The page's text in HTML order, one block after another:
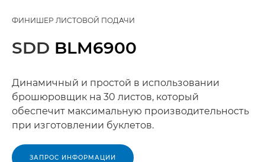
ФИНИШЕР ЛИСТОВОЙ ПОДАЧИ
SDD BLM6900
Динамичный и простой в использовании
брошюровщик на 30 листов, который
обеспечит максимальную производительность
при изготовлении буклетов.
ЗАПРОС ИНФОРМАЦИИ